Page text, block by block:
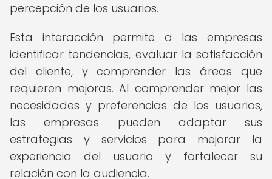
percepción de los usuarios.
Esta interacción permite a las empresas
identificar tendencias, evaluar la satisfacción
del cliente, y comprender las áreas que
requieren mejoras. Al comprender mejor las
necesidades y preferencias de los usuarios,
las empresas pueden adaptar sus
estrategias y servicios para mejorar la
experiencia del usuario y fortalecer su
relación con la audiencia.